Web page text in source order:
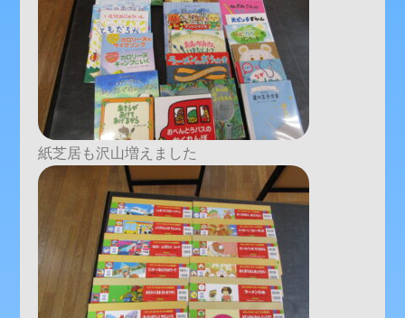
紙芝居も沢山増えました